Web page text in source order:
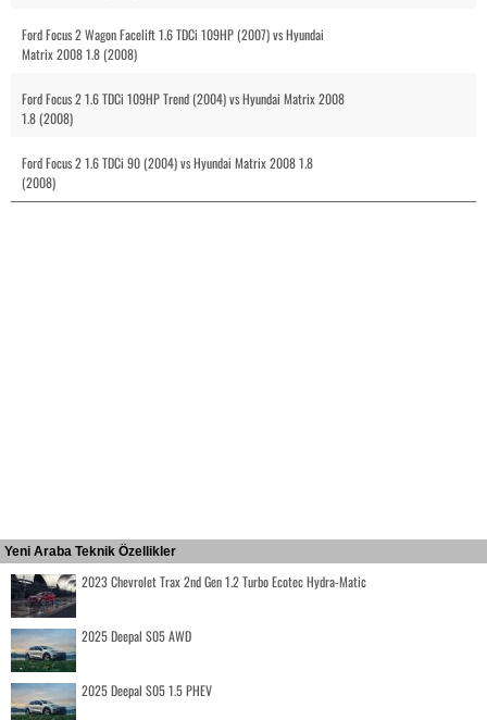
Ford Focus 2 Wagon Facelift 1.6 TDCi 109HP (2007) vs Hyundai
Matrix 2008 1.8 (2008)
Ford Focus 2 1.6 TDCi 109HP Trend (2004) vs Hyundai Matrix 2008
1.8 (2008)
Ford Focus 2 1.6 TDCi 90 (2004) vs Hyundai Matrix 2008 1.8
(2008)
Yeni Araba Teknik Özellikler
2023 Chevrolet Trax 2nd Gen 1.2 Turbo Ecotec Hydra-Matic
2025 Deepal S05 AWD
2025 Deepal S05 1.5 PHEV